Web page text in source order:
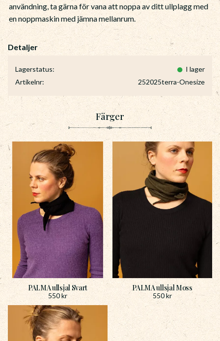
Lagerstatus
I lager
Artikelnr
252025terra-Onesize
användning, ta gärna för vana att noppa av ditt ullplagg med
en noppmaskin med jämna mellanrum.
Färger
PALMA ullsjal Svart
550kr
PALMA ullsjal Moss
550kr